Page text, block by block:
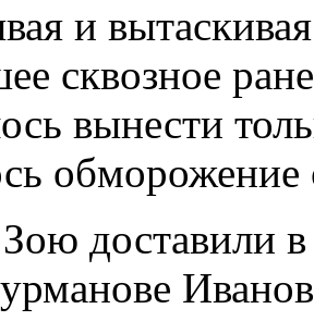
и
сквозное
вынести
обморожение
доставили